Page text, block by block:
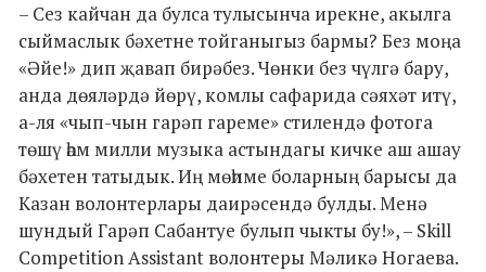
– Сез кайчан да булса тулысынча ирекне, акылга
сыймаслык бәхетне тойганыгыз бармы? Без моңа
«Әйе!» дип җавап бирәбез. Чөнки без чүлгә бару,
анда дөяләрдә йөрү, комлы сафарида сәяхәт итү,
а-ля «чып-чын гарәп гареме» стилендә фотога
төшү һәм милли музыка астындагы кичке аш ашау
бәхетен татыдык. Иң мөһиме боларның барысы да
Казан волонтерлары даирәсендә булды. Менә
шундый Гарәп Сабантуе булып чыкты бу!», – Skill
Competition Assistant волонтеры Мәликә Ногаева.